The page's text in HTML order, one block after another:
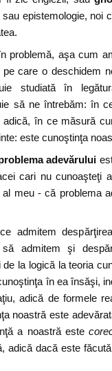
epistemologie, noi
problemă, aşa cum
care o deschidem
studiată în
să ne întrebăm: în
adică, în ce măsură
este cunoştinţa
adevărului
cari nu cunoaşteţi
meu - că problema
admitem
să admitem şi
de la logică la teoria
în ea însăşi,
adică de formele
noastră este
a noastră este
adică dacă este